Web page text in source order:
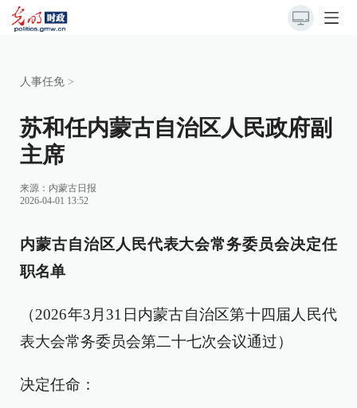
人事任免 >
苏和任内蒙古自治区人民政府副
主席
来源： 内蒙古日报
2026-04-01 13:52
内蒙古自治区人民代表大会常务委员会决定任
职名单
（2026年3月31日内蒙古自治区第十四届人民代
表大会常务委员会第二十七次会议通过）
决定任命：